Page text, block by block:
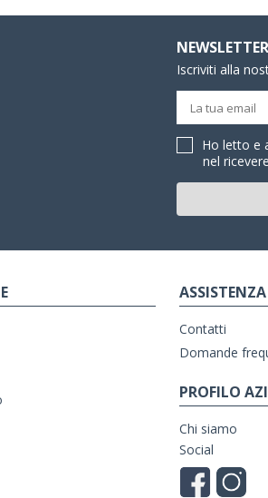
NEWSLETTER
Iscriviti alla
Ho letto e
nel
ASSISTENZA
Contatti
Domande
PROFILO
Chi siamo
Social